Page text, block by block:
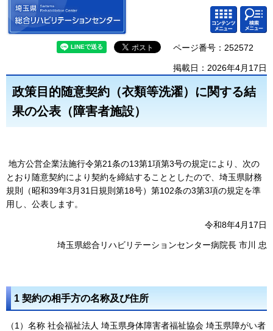
埼玉県 総合リハビリテーション
センター
コンテ
ンツメ
ニュー
検索・
共通メ
ニュー
ページ番号：252572
掲載日：2026年4月17日
政策目的随意契約（衣類等洗濯）に関する結
果の公表（障害者施設）
地方公営企業法施行令第21条の13第1項第3号の規定により、次の
とおり随意契約により契約を締結することとしたので、埼玉県財務
規則（昭和39年3月31日規則第18号）第102条の3第3項の規定を準
用し、公表します。
令和8年4月17日
埼玉県総合リハビリテーションセンター病院長 市川 忠
1 契約の相手方の名称及び住所
（1）名称 社会福祉法人 埼玉県身体障害者福祉協会 埼玉県障がい者